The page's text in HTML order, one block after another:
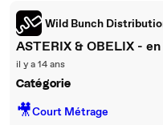
Wild Bunch
ASTERIX & OBELIX -
il y a 14 ans
Catégorie
🎥Court Métrage